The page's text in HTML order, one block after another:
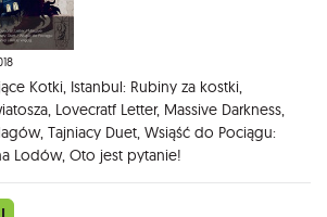
Kotki, Istanbul: Rubiny za kostki,
Lovecratf Letter, Massive Darkness,
Tajniacy Duet, Wsiąść do Pociągu:
Lodów, Oto jest pytanie!